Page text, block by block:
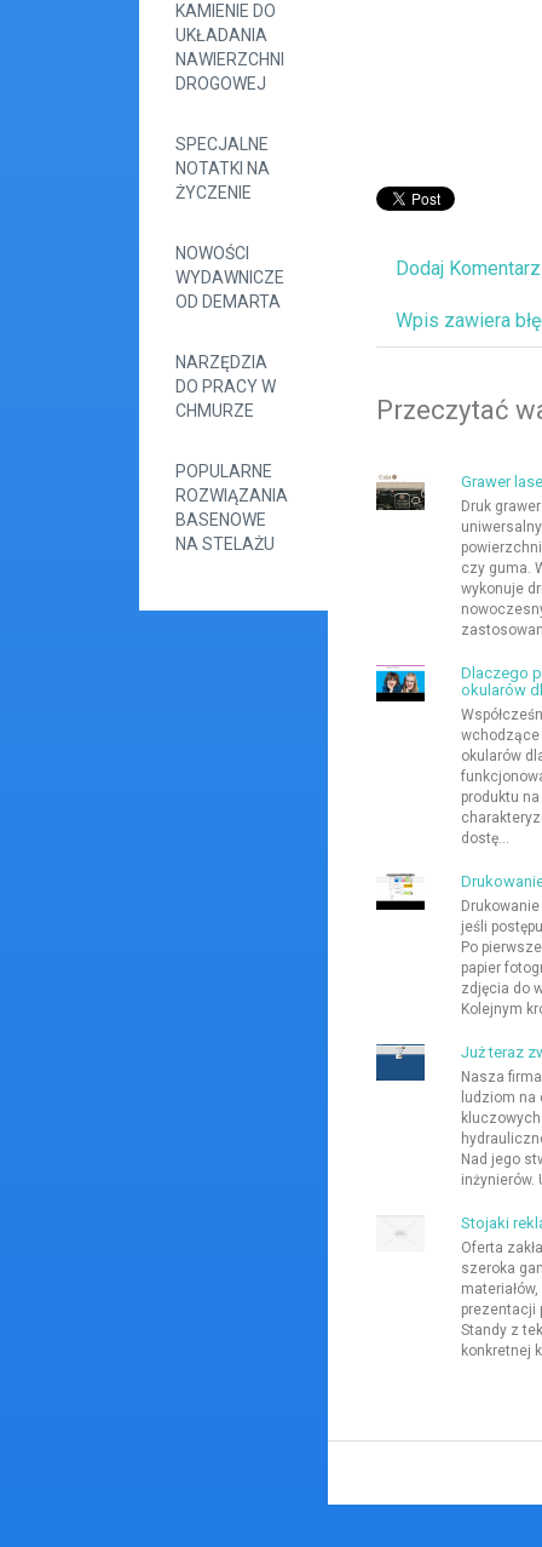
KAMIENIE DO
UKŁADANIA
NAWIERZCHNI
DROGOWEJ
SPECJALNE
NOTATKI NA
ŻYCZENIE
NOWOŚCI
WYDAWNICZE
OD DEMARTA
NARZĘDZIA
DO PRACY W
CHMURZE
POPULARNE
ROZWIĄZANIA
BASENOWE
NA STELAŻU
Dodaj Komentarz
Wpis zawiera
Przeczytać
Grawer
Druk
czy guma.
wykonuje
Dlaczego
okularów
wchodzące
okularów
produktu
dostę...
jeśli
Po
papier
zdjęcia do
Kolejnym
Już teraz
Nasza
ludziom na
Nad jego
inżynierów.
Stojaki
Oferta
szeroka
prezentacji
Standy z
konkretnej